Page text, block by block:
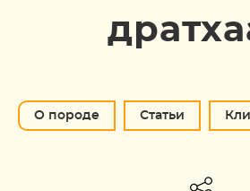
О породе Статьи